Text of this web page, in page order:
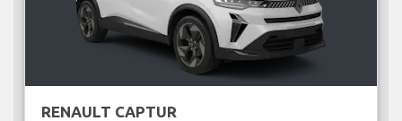
RENAULT CAPTUR